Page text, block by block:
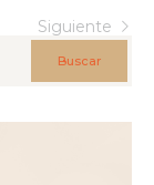
Siguiente
Buscar